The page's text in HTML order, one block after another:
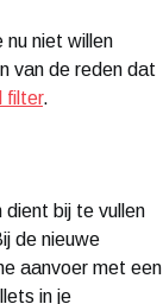
niet willen
van de reden dat
filter.
dient bij te vullen
de nieuwe
aanvoer met een
in je